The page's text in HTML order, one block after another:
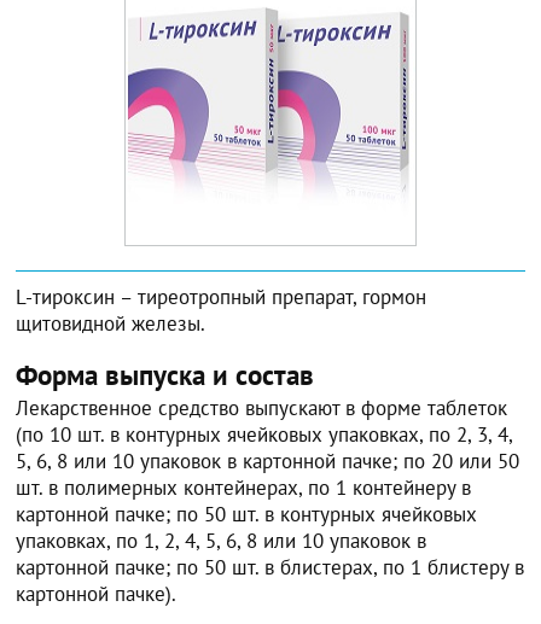
L-тироксин – тиреотропный препарат, гормон
щитовидной железы.
Форма выпуска и состав
Лекарственное средство выпускают в форме таблеток
(по 10 шт. в контурных ячейковых упаковках, по 2, 3, 4,
5, 6, 8 или 10 упаковок в картонной пачке; по 20 или 50
шт. в полимерных контейнерах, по 1 контейнеру в
картонной пачке; по 50 шт. в контурных ячейковых
упаковках, по 1, 2, 4, 5, 6, 8 или 10 упаковок в
картонной пачке; по 50 шт. в блистерах, по 1 блистеру в
картонной пачке).